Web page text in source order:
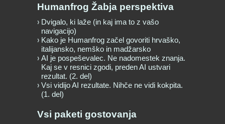
Humanfrog Žabja perspektiva
Dvigalo, ki laže (in kaj ima to z vašo
navigacijo)
Kako je Humanfrog začel govoriti hrvaško,
italijansko, nemško in madžarsko
AI je pospeševalec. Ne nadomestek znanja.
Kaj se v resnici zgodi, preden AI ustvari
rezultat. (2. del)
Vsi vidijo AI rezultate. Nihče ne vidi kokpita.
(1. del)
Vsi paketi gostovanja